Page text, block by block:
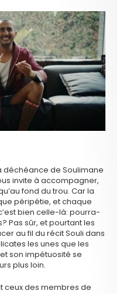
déchéance de Soulimane
invite à accompagner,
fond du trou. Car la
péripétie, et chaque
bien celle-là: pourra-
Pas sûr, et pourtant les
au fil du récit Souli dans
les unes que les
son impétuosité se
plus loin.
ceux des membres de